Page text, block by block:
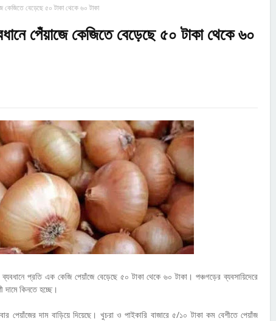
কেজিতে বেড়েছে ৫০ টাকা থেকে ৬০ টাকা
পেঁয়াজে কেজিতে বেড়েছে ৫০ টাকা থেকে ৬০
প্রতি এক কেজি পেয়াঁজে বেড়েছে ৫০ টাকা থেকে ৬০ টাকা। পঞ্চগড়ের ব্যবসায়িদেরে
দামে কিনতে হচ্ছে।
পেয়াঁজের দাম বাড়িয়ে দিয়েছে। খুচরা ও পাইকারি বাজারে ৫/১০ টাকা কম বেশীতে পেয়াঁজ